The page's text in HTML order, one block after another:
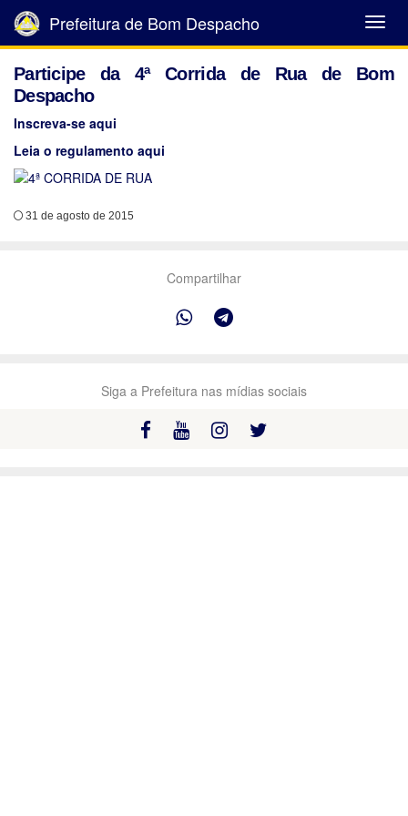
Abrir
Menu
Prefeitura de Bom Despacho
Participe da 4ª Corrida de Rua de Bom
Despacho
Inscreva-se aqui
Leia o regulamento aqui
31 de agosto de 2015
Compartilhar
Siga a Prefeitura nas mídias sociais